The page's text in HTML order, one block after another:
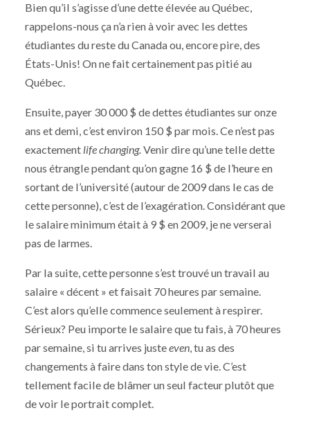
Bien qu’il s’agisse d’une dette élevée au Québec,
rappelons-nous ça n’a rien à voir avec les dettes
étudiantes du reste du Canada ou, encore pire, des
États-Unis! On ne fait certainement pas pitié au
Québec.
Ensuite, payer 30 000 $ de dettes étudiantes sur onze
ans et demi, c’est environ 150 $ par mois. Ce n’est pas
exactement life changing.Venir dire qu’une telle dette
nous étrangle pendant qu’on gagne 16 $ de l’heure en
sortant de l’université (autour de 2009 dans le cas de
cette personne), c’est de l’exagération. Considérant que
le salaire minimum était à 9 $ en 2009, je ne verserai
pas de larmes.
Par la suite, cette personne s’est trouvé un travail au
salaire « décent » et faisait 70 heures par semaine.
C’est alors qu’elle commence seulement à respirer.
Sérieux? Peu importe le salaire que tu fais, à 70 heures
par semaine, si tu arrives justeeven, tu as des
changements à faire dans ton style de vie. C’est
tellement facile de blâmer un seul facteur plutôt que
de voir le portrait complet.